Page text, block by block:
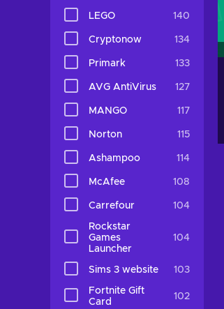
LEGO 140
Cryptonow 134
Primark 133
AVG AntiVirus 127
MANGO 117
Norton 115
Ashampoo 114
McAfee 108
Carrefour 104
Rockstar
Games
Launcher
104
Sims 3 website 103
Fortnite Gift
Card
102